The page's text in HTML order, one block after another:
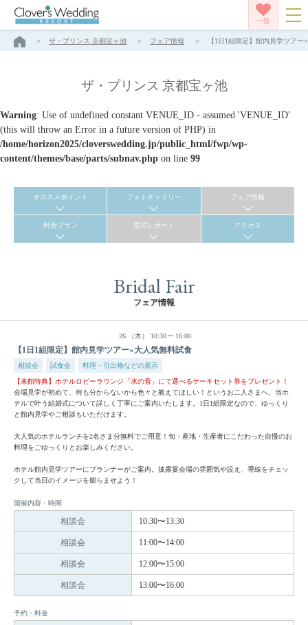
一覧
ザ・プリンス 京都宝ヶ池 フェア情報 【1日1組限定】館内見学ツア
ザ・プリンス 京都宝ヶ池
Warning: Use of undefined constant VENUE_ID - assumed 'VENUE_ID'
(this will throw an Error in a future version of PHP) in
/home/horizon2025/cloverswedding.jp/public_html/fwp/wp-
content/themes/base/parts/subnav.php on line 99
オススメポイント フォトギャラリー フェア情報
料金プラン 挙式レポート アクセス
Bridal Fair
フェア情報
26 （木） 10:30 16:00
【1日1組限定】館内見学ツアー×大人気無料試食
相談会 試食会 料理・引出物などの展示
【来館特典】ホテルロビーラウンジ「水の音」にて選べるケーキセット券をプレゼント！
会場見学が初めて、何も分からないから色々と教えてほしい！というお二人さまへ。当ホ
テルで叶う結婚式について詳しく丁寧にご案内いたします。1日1組限定なので、ゆっくり
と館内見学やご相談もいただけます。
大人気のホテルランチを2名さま分無料でご用意！旬・産地・生産者にこだわった自慢のお
料理をごゆっくりとお楽しみください。
ホテル館内見学ツアーにプランナーがご案内。披露宴会場の雰囲気や設え、導線をチェッ
クして当日のイメージを膨らませよう！
開催内容・時間
相談会 10:30〜13:30
相談会 11:00〜14:00
相談会 12:00〜15:00
相談会 13:00〜16:00
予約・料金